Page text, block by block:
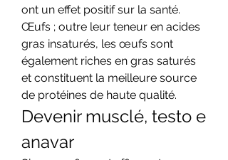
ont un effet positif sur la santé.
Œufs ; outre leur teneur en acides
gras insaturés, les œufs sont
également riches en gras saturés
et constituent la meilleure source
de protéines de haute qualité.
Devenir musclé, testo e
anavar